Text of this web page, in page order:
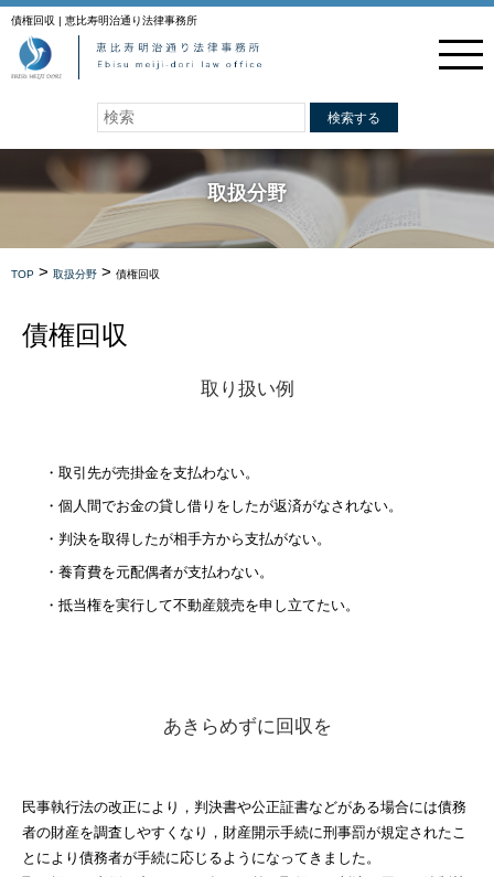
債権回収 | 恵比寿明治通り法律事務所
検索する
取扱分野
TOP > 取扱分野 > 債権回収
債権回収
取り扱い例
・取引先が売掛金を支払わない。
・個人間でお金の貸し借りをしたが返済がなされない。
・判決を取得したが相手方から支払がない。
・養育費を元配偶者が支払わない。
・抵当権を実行して不動産競売を申し立てたい。
あきらめずに回収を
民事執行法の改正により，判決書や公正証書などがある場合には債務
者の財産を調査しやすくなり，財産開示手続に刑事罰が規定されたこ
とにより債務者が手続に応じるようになってきました。